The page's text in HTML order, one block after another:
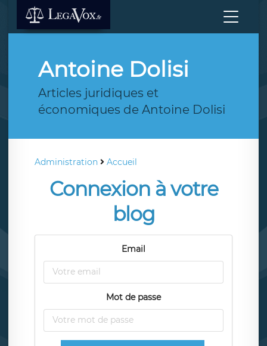
Antoine Dolisi
Articles juridiques et
économiques de Antoine Dolisi
Administration Accueil
Connexion à votre
blog
Email
Mot de passe